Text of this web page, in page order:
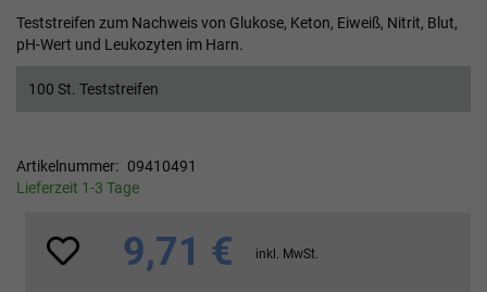
Teststreifen zum Nachweis von Glukose, Keton, Eiweiß, Nitrit, Blut,
pH-Wert und Leukozyten im Harn.
100 St. Teststreifen
Artikelnummer
09410491
Lieferzeit 1-3 Tage
9,71 € inkl. MwSt.
springen